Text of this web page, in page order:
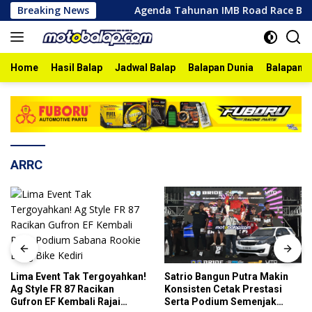
Skip
to
content
Breaking News
2026 Agenda Tahunan IMB Road Race
Home Hasil Balap Jadwal Balap Balapan Dunia Balapan
ARRC
Lima Event Tak Tergoyahkan!
Ag Style FR 87 Racikan
Gufron EF Kembali Rajai
Satrio Bangun Putra Makin
Konsisten Cetak Prestasi
Serta Podium Semenjak